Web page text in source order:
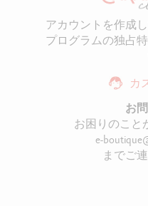
カ
お
お困りのこと
e-
までご
アカウントを作成
プログラムの独占